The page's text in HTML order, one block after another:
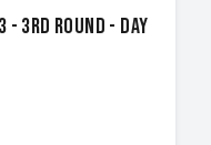
3rd Round - Day